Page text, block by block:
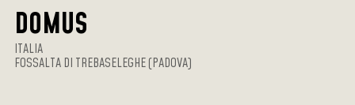
DOMUS
ITALIA
FOSSALTA DI TREBASELEGHE (PADOVA)